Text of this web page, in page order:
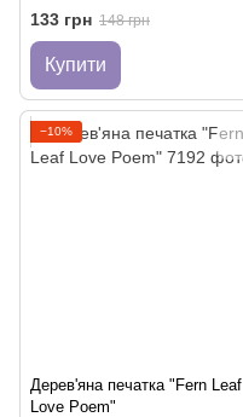
133 грн 148 грн
Купити
−10%
Дерев'яна печатка "Fern Leaf
Love Poem"